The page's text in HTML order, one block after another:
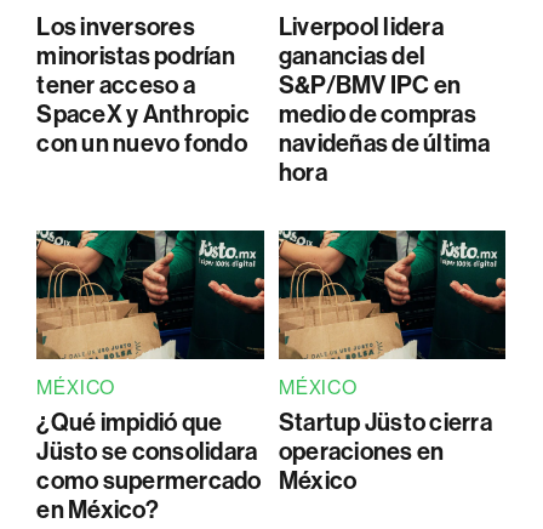
Los inversores
minoristas podrían
tener acceso a
SpaceX y Anthropic
con un nuevo fondo
Liverpool lidera
ganancias del
S&P/BMV IPC en
medio de compras
navideñas de última
hora
MÉXICO
¿Qué impidió que
Jüsto se consolidara
como supermercado
en México?
MÉXICO
Startup Jüsto cierra
operaciones en
México